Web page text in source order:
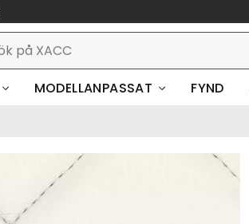
MODELLANPASSAT FYND